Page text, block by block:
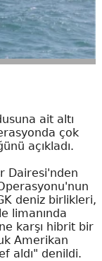
ait altı
çok
açıkladı.
Dairesi'nden
deniz birlikleri,
limanında
karşı hibrit bir
Amerikan
aldı" denildi.